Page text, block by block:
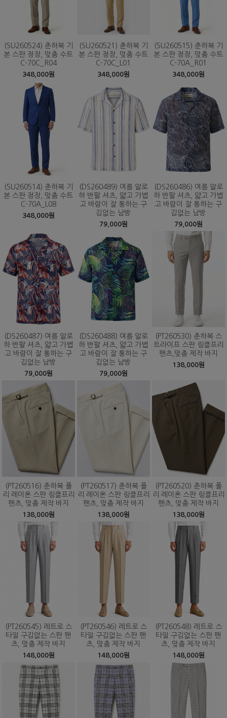
(SU260524) 춘하복 기
본 스판 정장, 맞춤 수트
C-70C_R04
348,000원
(SU260521) 춘하복 기
본 스판 정장, 맞춤 수트
C-70C_L01
348,000원
(SU260515) 춘하복 기
본 스판 정장, 맞춤 수트
C-70A_R01
348,000원
(SU260514) 춘하복 기
본 스판 정장, 맞춤 수트
C-70A_L08
348,000원
(DS260489) 여름 알로
하 반팔 셔츠, 얇고 가볍
고 바람이 잘 통하는 구
김없는 남방
79,000원
(DS260486) 여름 알로
하 반팔 셔츠, 얇고 가볍
고 바람이 잘 통하는 구
김없는 남방
79,000원
(DS260487) 여름 알로
하 반팔 셔츠, 얇고 가볍
고 바람이 잘 통하는 구
김없는 남방
79,000원
(DS260488) 여름 알로
하 반팔 셔츠, 얇고 가볍
고 바람이 잘 통하는 구
김없는 남방
79,000원
(PT260530) 춘하복 스
트라이프 스판 링클프리
팬츠,맞춤 제작 바지
138,000원
(PT260516) 춘하복 폴
리 레이온 스판 링클프리
팬츠, 맞춤 제작 바지
138,000원
(PT260517) 춘하복 폴
리 레이온 스판 링클프리
팬츠, 맞춤 제작 바지
138,000원
(PT260520) 춘하복 폴
리 레이온 스판 링클프리
팬츠, 맞춤 제작 바지
138,000원
(PT260545) 레트로 스
타일 구김없는 스판 팬
츠, 맞춤 제작 바지
148,000원
(PT260546) 레트로 스
타일 구김없는 스판 팬
츠, 맞춤 제작 바지
148,000원
(PT260548) 레트로 스
타일 구김없는 스판 팬
츠, 맞춤 제작 바지
148,000원